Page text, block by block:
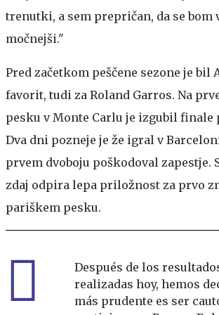
trenutki, a sem prepričan, da se bom
močnejši."
Pred začetkom peščene sezone je bil
favorit, tudi za Roland Garros. Na
pesku v Monte Carlu je izgubil finale
Dva dni pozneje je že igral v
prvem dvoboju poškodoval zapestje.
zdaj odpira lepa priložnost za prvo
pariškem pesku.
Después de los
realizadas hoy, hemos
más prudente es ser